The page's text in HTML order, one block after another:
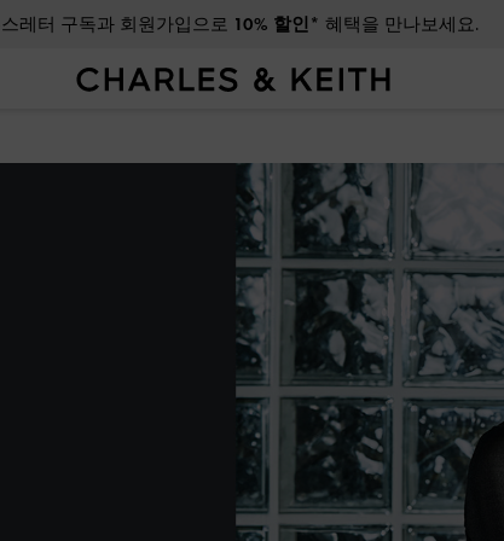
광복절 배송 일정에 대해 자세히 알아보려면 클릭하세요